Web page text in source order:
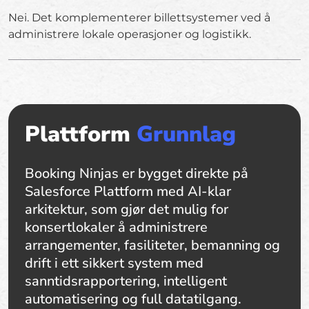
Nei. Det komplementerer billettsystemer ved å
administrere lokale operasjoner og logistikk.
Plattform Grunnlag
Booking Ninjas er bygget direkte på
Salesforce Plattform med AI-klar
arkitektur, som gjør det mulig for
konsertlokaler å administrere
arrangementer, fasiliteter, bemanning og
drift i ett sikkert system med
sanntidsrapportering, intelligent
automatisering og full datatilgang.